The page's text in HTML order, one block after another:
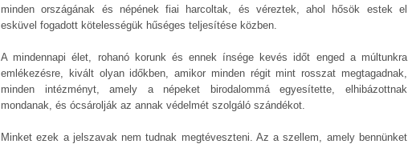
minden országának és népének fiai harcoltak, és véreztek, ahol hősök estek el
esküvel fogadott kötelességük hűséges teljesítése közben.
A mindennapi élet, rohanó korunk és ennek ínsége kevés időt enged a múltunkra
emlékezésre, kivált olyan időkben, amikor minden régit mint rosszat megtagadnak,
minden intézményt, amely a népeket birodalommá egyesítette, elhibázottnak
mondanak, és ócsárolják az annak védelmét szolgáló szándékot.
Minket ezek a jelszavak nem tudnak megtéveszteni. Az a szellem, amely bennünket